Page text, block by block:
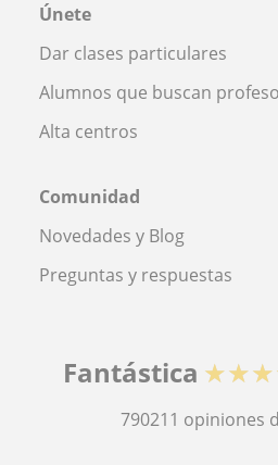
Únete
Dar clases particulares
Alumnos que buscan
Alta centros
Comunidad
Novedades y Blog
Preguntas y respuestas
Fantástica
790211 opiniones